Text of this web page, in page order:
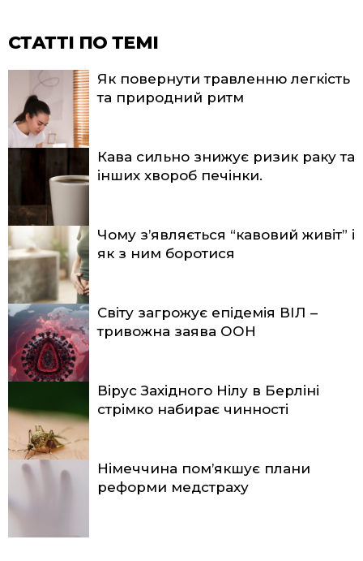
СТАТТІ ПО ТЕМІ
Як повернути травленню легкість
та природний ритм
Кава сильно знижує ризик раку та
інших хвороб печінки.
Чому з’являється “кавовий живіт” і
як з ним боротися
Світу загрожує епідемія ВІЛ –
тривожна заява ООН
Вірус Західного Нілу в Берліні
стрімко набирає чинності
Німеччина пом’якшує плани
реформи медстраху